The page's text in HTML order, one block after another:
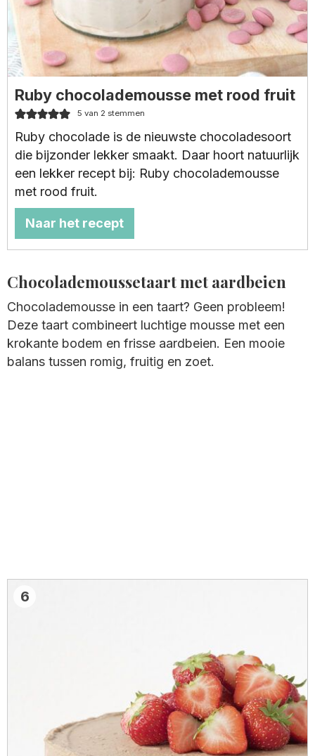
Ruby chocolademousse met rood fruit
5 van 2 stemmen
Ruby chocolade is de nieuwste chocoladesoort
die bijzonder lekker smaakt. Daar hoort natuurlijk
een lekker recept bij: Ruby chocolademousse
met rood fruit.
Naar het recept
Chocolademoussetaart met aardbeien
Chocolademousse in een taart? Geen probleem!
Deze taart combineert luchtige mousse met een
krokante bodem en frisse aardbeien. Een mooie
balans tussen romig, fruitig en zoet.
6